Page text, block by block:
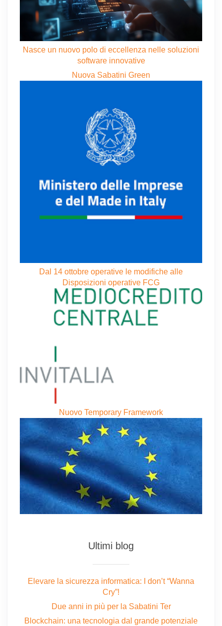
Nasce un nuovo polo di eccellenza nelle soluzioni
software innovative
Nuova Sabatini Green
Dal 14 ottobre operative le modifiche alle
Disposizioni operative FCG
Nuovo Temporary Framework
Ultimi blog
Elevare la sicurezza informatica: I don’t “Wanna
Cry”!
Due anni in più per la Sabatini Ter
Blockchain: una tecnologia dal grande potenziale